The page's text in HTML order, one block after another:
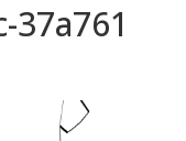
37a761